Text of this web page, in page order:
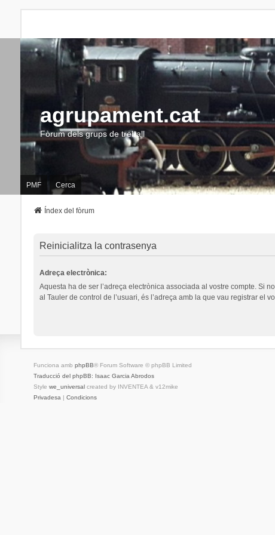
agrupament.cat
Fòrum dels grups de treball
PMF Cerca
Índex del fòrum
Reinicialitza la contrasenya
Adreça electrònica:
Aquesta ha de ser l’adreça electrònica associada al vostre compte. Si
al Tauler de control de l’usuari, és l’adreça amb la que vau registrar el
Funciona amb phpBB® Forum Software © phpBB Limited
Traducció del phpBB: Isaac Garcia Abrodos
Style we_universalcreated by INVENTEA & v12mike
Privadesa | Condicions